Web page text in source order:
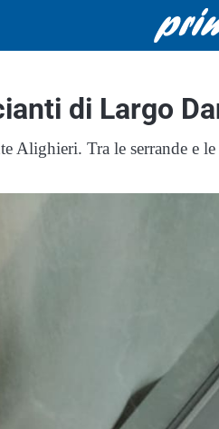
di Largo
Alighieri. Tra le serrande e